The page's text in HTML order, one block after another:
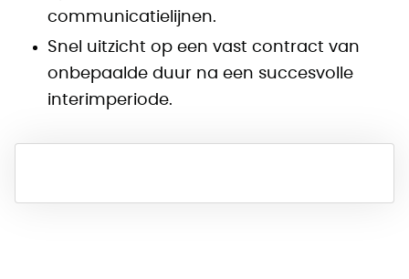
communicatielijnen.
Snel uitzicht op een vast contract van
onbepaalde duur na een succesvolle
interimperiode.